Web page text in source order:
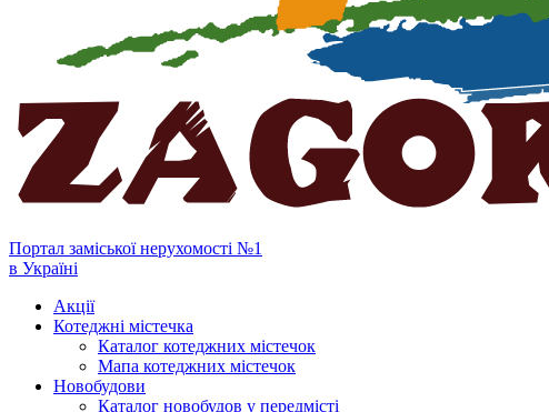
Портал заміської нерухомості №1
в Україні
Акції
Котеджні містечка
Каталог котеджних містечок
Мапа котеджних містечок
Новобудови
Каталог новобудов у передмісті